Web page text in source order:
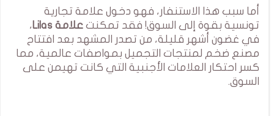
أما سبب هذا الاستنفار، فهو دخول علامة تجارية
تونسية بقوة إلى السوق! فقد تمكنت علامة Lilas
،
في غضون أشهر قليلة، من تصدر المشهد بعد افتتاح
مصنع ضخم لمنتجات التجميل بمواصفات عالمية، مما
كسر احتكار العلامات الأجنبية التي كانت تهيمن على
السوق.